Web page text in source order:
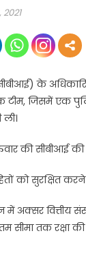
के
जिसमें एक
की सीबीआई
को सुरक्षित
अक्सर वित्तीय
सीमा तक रक्षा